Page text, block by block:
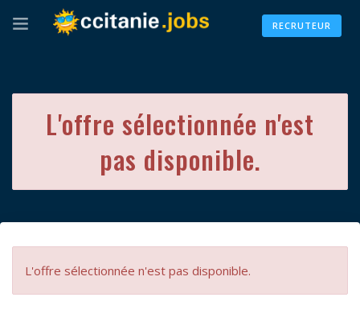
RECRUTEUR
L'offre sélectionnée n'est
pas disponible.
L'offre sélectionnée n'est pas disponible.